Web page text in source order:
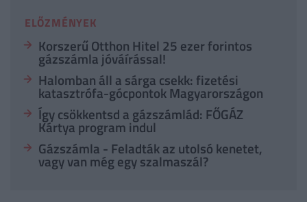
ELŐZMÉNYEK
Korszerű Otthon Hitel 25 ezer forintos
gázszámla jóváírással!
Halomban áll a sárga csekk: fizetési
katasztrófa-gócpontok Magyarországon
Így csökkentsd a gázszámlád: FŐGÁZ
Kártya program indul
Gázszámla - Feladták az utolsó kenetet,
vagy van még egy szalmaszál?